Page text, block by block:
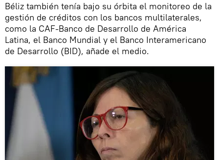
Béliz también tenía bajo su órbita el monitoreo de la
gestión de créditos con los bancos multilaterales,
como la CAF-Banco de Desarrollo de América
Latina, el Banco Mundial y el Banco Interamericano
de Desarrollo (BID), añade el medio.